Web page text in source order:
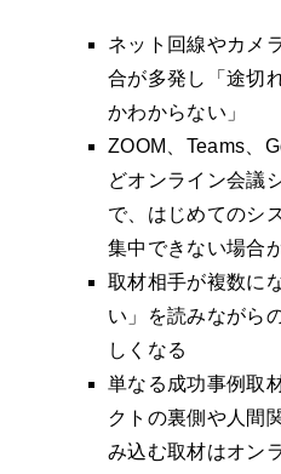
ネット回線やカメ
合が多発し「途切
かわからない」
ZOOM、Teams、
どオンライン会議
で、はじめてのシ
集中できない場合
取材相手が複数に
い」を読みながら
しくなる
単なる成功事例取
クトの裏側や人間
み込む取材はオン